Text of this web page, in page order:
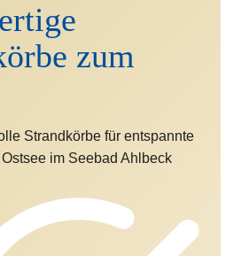
zum
Strandkörbe für entspannte
im Seebad Ahlbeck